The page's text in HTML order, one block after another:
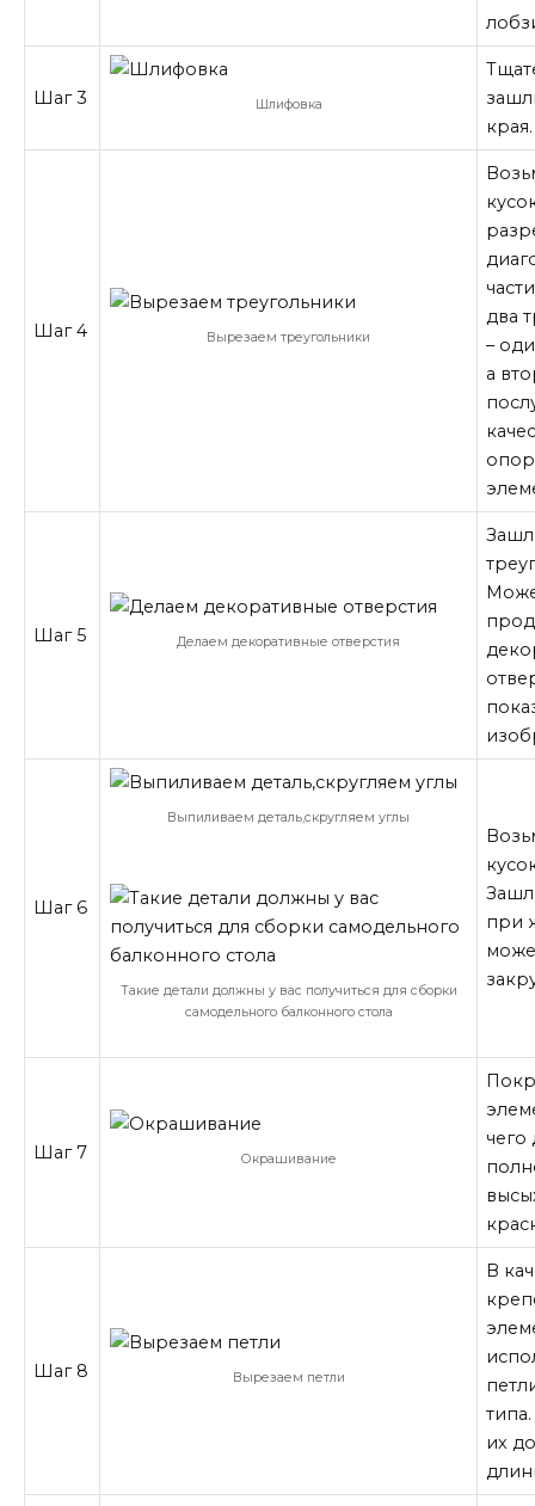
Шаг 3 Шлифовка
края.
Шаг 4 Вырезаем треугольники
два
–
а
Шаг 5 Делаем декоративные отверстия
Шаг 6
Выпиливаем деталь,скругляем углы
Такие детали должны у вас получиться для сборки
самодельного балконного стола
при
Шаг 7 Окрашивание
чего
Шаг 8 Вырезаем петли
В
их